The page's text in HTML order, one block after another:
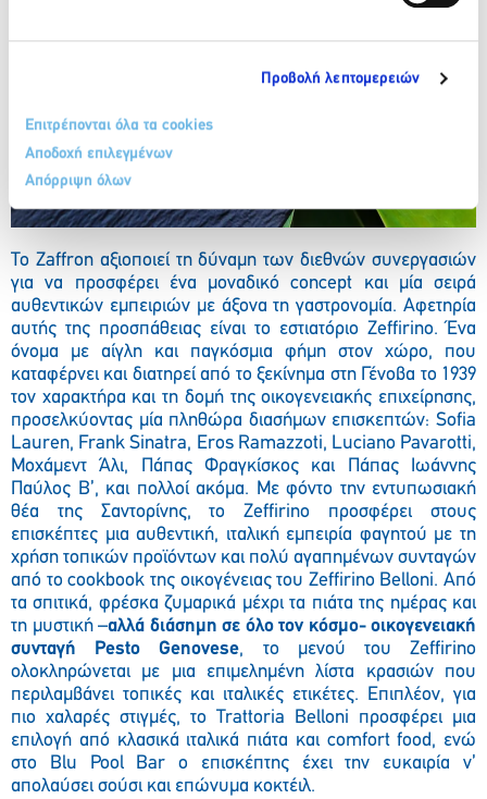
Προβολή λεπτομερειών
Επιτρέπονται όλα τα cookies
Αποδοχή επιλεγμένων
Απόρριψη όλων
Το Zaffron αξιοποιεί τη δύναμη των διεθνών συνεργασιών
για να προσφέρει ένα μοναδικό concept και μία σειρά
αυθεντικών εμπειριών με άξονα τη γαστρονομία. Αφετηρία
αυτής της προσπάθειας είναι το εστιατόριο Zeffirino. Ένα
όνομα με αίγλη και παγκόσμια φήμη στον χώρο, που
καταφέρνει και διατηρεί από το ξεκίνημα στη Γένοβα το 1939
τον χαρακτήρα και τη δομή της οικογενειακής επιχείρησης,
προσελκύοντας μία πληθώρα διασήμων επισκεπτών: Sofia
Lauren, Frank Sinatra, Eros Ramazzoti, Luciano Pavarotti,
Μοχάμεντ Άλι, Πάπας Φραγκίσκος και Πάπας Ιωάννης
Παύλος Β’, και πολλοί ακόμα. Με φόντο την εντυπωσιακή
θέα της Σαντορίνης, το Zeffirino προσφέρει στους
επισκέπτες μια αυθεντική, ιταλική εμπειρία φαγητού με τη
χρήση τοπικών προϊόντων και πολύ αγαπημένων συνταγών
από το cookbook της οικογένειας του Zeffirino Belloni. Από
τα σπιτικά, φρέσκα ζυμαρικά μέχρι τα πιάτα της ημέρας και
τη μυστική –αλλά διάσημη σε όλο τον κόσμο- οικογενειακή
συνταγή Pesto Genovese, το μενού του Zeffirino
ολοκληρώνεται με μια επιμελημένη λίστα κρασιών που
περιλαμβάνει τοπικές και ιταλικές ετικέτες. Επιπλέον, για
πιο χαλαρές στιγμές, το Trattoria Belloni προσφέρει μια
επιλογή από κλασικά ιταλικά πιάτα και comfort food, ενώ
στο Blu Pool Bar ο επισκέπτης έχει την ευκαιρία ν’
απολαύσει σούσι και επώνυμα κοκτέιλ.